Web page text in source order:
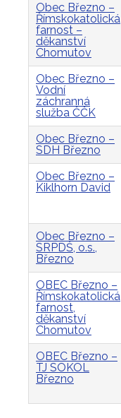
Obec Březno –
Římskokatolická
farnost –
děkanství
Chomutov
Obec Březno –
Vodní
záchranná
služba ČČK
Obec Březno –
SDH Březno
Obec Březno –
Kiklhorn David
Obec Březno –
SRPDŠ, o.s.,
Březno
OBEC Březno –
Římskokatolická
farnost,
děkanství
Chomutov
OBEC Březno –
TJ SOKOL
Březno